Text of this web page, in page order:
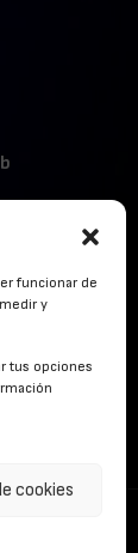
funcionar de
y
tus opciones
cookies